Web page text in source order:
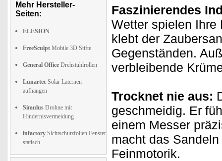
Mehr Hersteller-
Seiten:
ELESION
FreeSculpt Mobile 3D Stifte
General Office Drehstuhlrollen
Lunartec Solar Laternen
aufhängen
Simulus Drohne mit
Hindernisvermeidung
infactory Sichtschutzfolien Fenster
statisch
Faszinierendes
Wetter spielen Ihre
klebt der
Gegenständen.
verbleibende
Trocknet nie aus:
geschmeidig. Er
einem Messer
macht das
Feinmotorik.